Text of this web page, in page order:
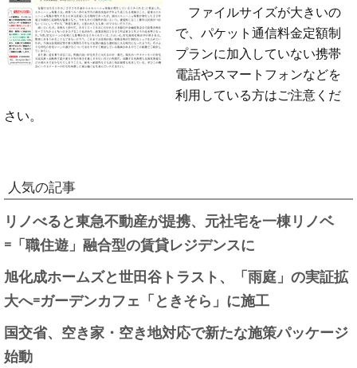
ファイルサイズが大きいの
で、パケット通信料金定額制
プランに加入していない携帯
電話やスマートフォンなどを
利用している方はご注意くだ
さい。
人気の記事
リノべると東急不動産が提携、元社宅を一棟リノベ
=「職住遊」融合型の賃貸レジデンスに
旭化成ホームズと世田谷トラスト、「雨庭」の実証拡
大へ=ガーデンカフェ「ときそら」に施工
国交省、空き家・空き地対応で新たな施策パッケージ
始動